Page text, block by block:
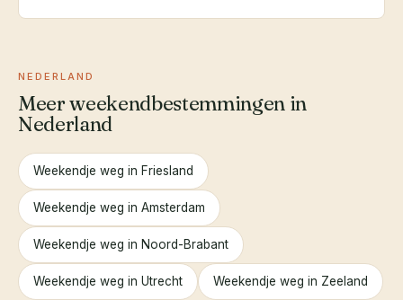
NEDERLAND
Meer weekendbestemmingen in
Nederland
Weekendje weg in Friesland
Weekendje weg in Amsterdam
Weekendje weg in Noord-Brabant
Weekendje weg in Utrecht Weekendje weg in Zeeland